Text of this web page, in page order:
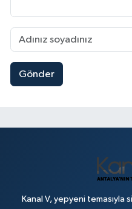
Gönder
Kanal V, yepyeni